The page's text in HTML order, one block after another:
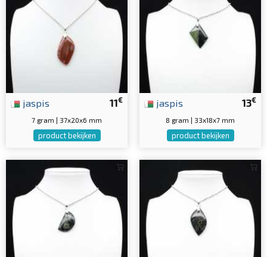
11€
jaspis
7 gram | 37x20x6 mm
product bekijken
13€
jaspis
8 gram | 33x18x7 mm
product bekijken